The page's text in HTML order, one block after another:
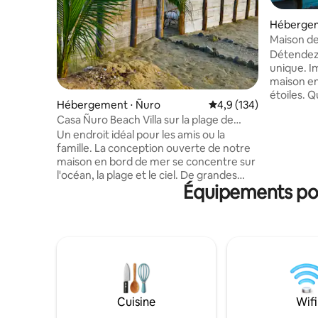
Hébergement ⋅ Ñuro Évaluation moyenne
4,9 (134)
Casa Ñuro Beach Villa sur la plage de
Ñuro, Pérou
Un endroit idéal pour les amis ou la
famille. La conception ouverte de notre
maison en bord de mer se concentre sur
l'océan, la plage et le ciel. De grandes
fenêtres et de hauts plafonds créent un
intérieur aéré et frais et un espace de vie
Les couchers de soleil sont merveilleux
et les soirées sont enchanteresses. Les
lumières de la piscine créent une belle
toile de fond sur le patio et le bar et la
Maison
piscine,
unique.
maison
étoiles.
à côté
Équipements
Cuisine Wifi